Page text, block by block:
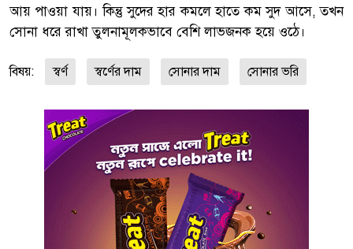
আয় পাওয়া যায়। কিন্তু সুদের হার কমলে হাতে কম সুদ আসে, তখন
সোনা ধরে রাখা তুলনামূলকভাবে বেশি লাভজনক হয়ে ওঠে।
বিষয়: স্বর্ণ স্বর্ণের দাম সোনার দাম সোনার ভরি